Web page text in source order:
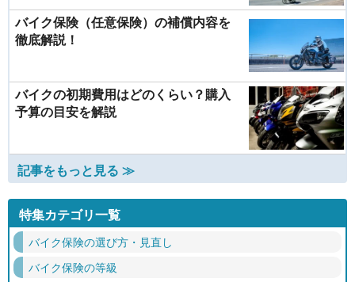
バイク保険（任意保険）の補償内容を
徹底解説！
バイクの初期費用はどのくらい？購入
予算の目安を解説
記事をもっと見る ≫
特集カテゴリ一覧
バイク保険の選び方・見直し
バイク保険の等級